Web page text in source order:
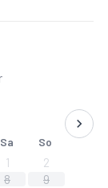
Sa So
1
2
8
9